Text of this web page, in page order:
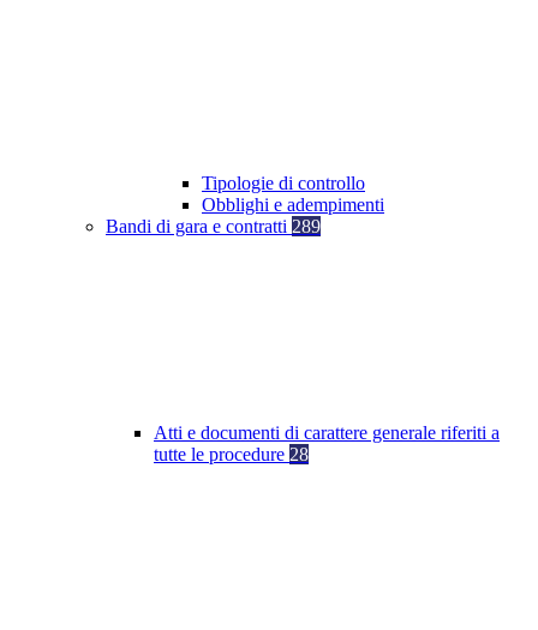
Tipologie di controllo
Obblighi e adempimenti
Bandi di gara e contratti 289
Atti e documenti di carattere generale riferiti a
tutte le procedure 28